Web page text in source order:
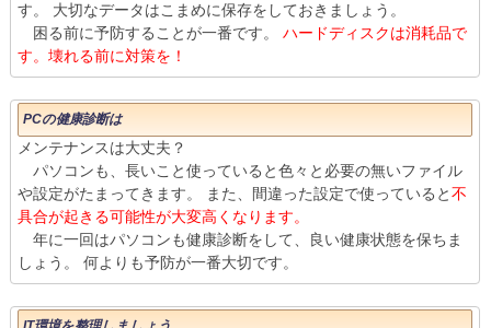
す。 大切なデータはこまめに保存をしておきましょう。
困る前に予防することが一番です。 ハードディスクは消耗品で
す。壊れる前に対策を！
PCの健康診断は
メンテナンスは大丈夫？
パソコンも、長いこと使っていると色々と必要の無いファイル
や設定がたまってきます。 また、間違った設定で使っていると不
具合が起きる可能性が大変高くなります。
年に一回はパソコンも健康診断をして、良い健康状態を保ちま
しょう。 何よりも予防が一番大切です。